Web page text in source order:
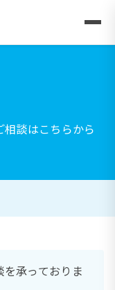
談はこちらから
承っておりま